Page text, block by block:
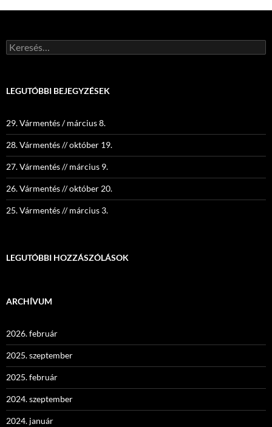
b
o
o
d
o
n
m
e
g
Keresés:
LEGUTÓBBI BEJEGYZÉSEK
29. Vármentés / március 8.
28. Vármentés // október 19.
27. Vármentés // március 9.
26. Vármentés // október 20.
25. Vármentés // március 3.
LEGUTÓBBI HOZZÁSZÓLÁSOK
ARCHÍVUM
2026. február
2025. szeptember
2025. február
2024. szeptember
2024. január